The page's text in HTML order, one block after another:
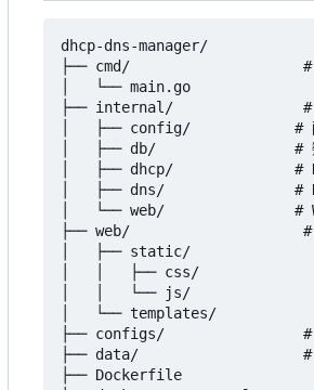
dhcp-dns-manager/
├── cmd/                    # 主
│   └── main.go
├── internal/               #
│   ├── config/            # 配
│   ├── db/                # 数
│   ├── dhcp/              #
│   ├── dns/               #
│   └── web/               #
├── web/                    #
│   ├── static/
│   │   ├── css/
│   │   └── js/
│   └── templates/
├── configs/                #
├── data/                   # 数据
├── Dockerfile